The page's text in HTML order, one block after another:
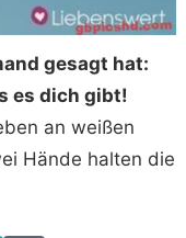
gesagt hat:
es dich gibt!
an weißen
Hände halten die